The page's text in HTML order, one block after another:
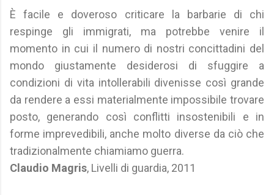
È facile e doveroso criticare la barbarie di chi
respinge gli immigrati, ma potrebbe venire il
momento in cui il numero di nostri concittadini del
mondo giustamente desiderosi di sfuggire a
condizioni di vita intollerabili divenisse così grande
da rendere a essi materialmente impossibile trovare
posto, generando così conflitti insostenibili e in
forme imprevedibili, anche molto diverse da ciò che
tradizionalmente chiamiamo guerra.
Claudio Magris, Livelli di guardia, 2011